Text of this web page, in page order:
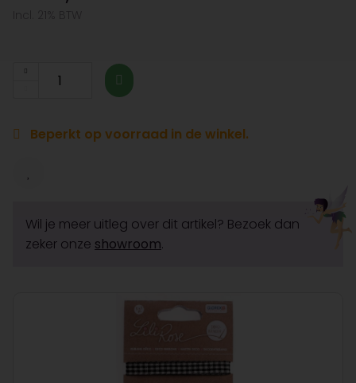
Beperkt op voorraad in de winkel.
Wil je meer uitleg over dit artikel? Bezoek dan
zeker onze showroom.